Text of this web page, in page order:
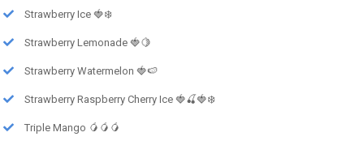
Strawberry Ice 🍓❄️
Strawberry Lemonade 🍓🍋
Strawberry Watermelon 🍓🍉
Strawberry Raspberry Cherry Ice 🍓🍒🍓❄️
Triple Mango 🥭🥭🥭